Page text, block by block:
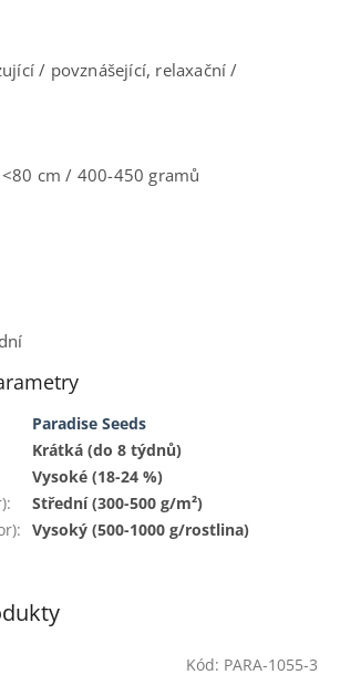
Kód: PARA-1055-3
/ povznášející, relaxační /
cm / 400-450 gramů
Paradise Seeds
Krátká (do 8 týdnů)
Vysoké (18-24 %)
:
Střední (300-500 g/m²)
: Vysoký (500-1000 g/rostlina)